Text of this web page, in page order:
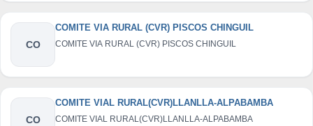
CO
COMITE VIA RURAL (CVR) PISCOS CHINGUIL
COMITE VIA RURAL (CVR) PISCOS CHINGUIL
CO
COMITE VIAL RURAL(CVR)LLANLLA-ALPABAMBA
COMITE VIAL RURAL(CVR)LLANLLA-ALPABAMBA